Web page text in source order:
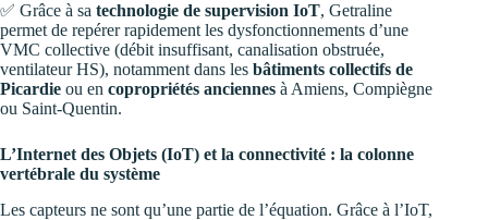
✅ Grâce à sa technologie de supervision IoT, Getraline
permet de repérer rapidement les dysfonctionnements d’une
VMC collective (débit insuffisant, canalisation obstruée,
ventilateur HS), notamment dans les bâtiments collectifs de
Picardie ou en copropriétés anciennes à Amiens, Compiègne
ou Saint-Quentin.
L’Internet des Objets (IoT) et la connectivité : la colonne
vertébrale du système
Les capteurs ne sont qu’une partie de l’équation. Grâce à l’IoT,